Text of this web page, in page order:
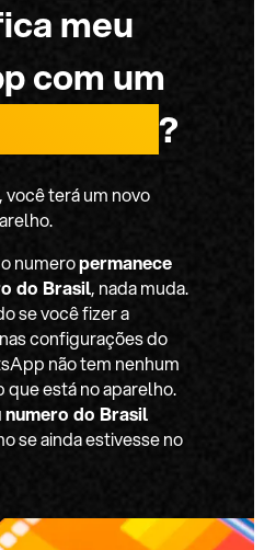
meu
com um
?
você terá um novo
numeropermanece
do Brasil, nada muda.
se você fizer a
configurações do
não tem nenhum
que está no aparelho.
numero do Brasil
se ainda estivesse no